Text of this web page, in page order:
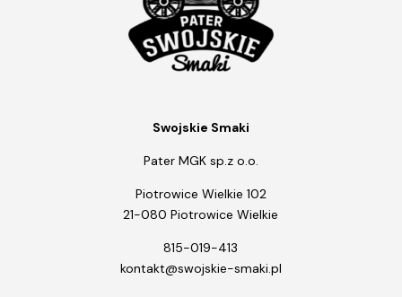
Swojskie Smaki
Pater MGK sp.z o.o.
Piotrowice Wielkie 102
21-080 Piotrowice Wielkie
815-019-413
kontakt@swojskie-smaki.pl